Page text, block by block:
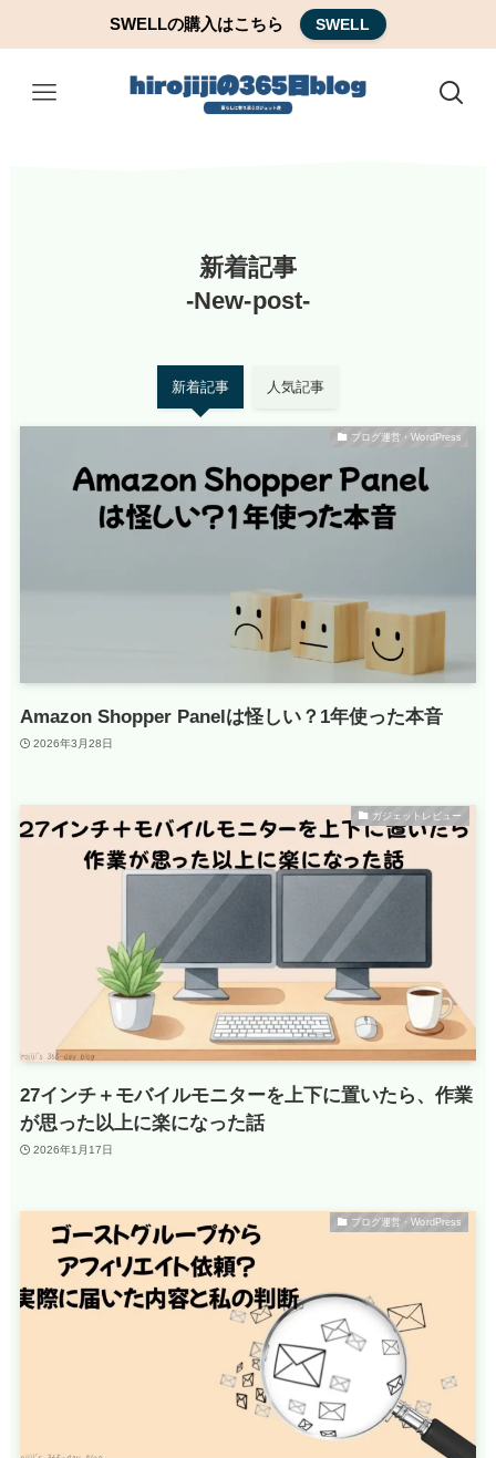
SWELLの購入はこちら SWELL
新着記事
-New-post-
新着記事 人気記事
ブログ運営・WordPress
Amazon Shopper Panelは怪しい？1年使った本音
2026年3月28日
ガジェットレビュー
27インチ＋モバイルモニターを上下に置いたら、作業
が思った以上に楽になった話
2026年1月17日
ブログ運営・WordPress